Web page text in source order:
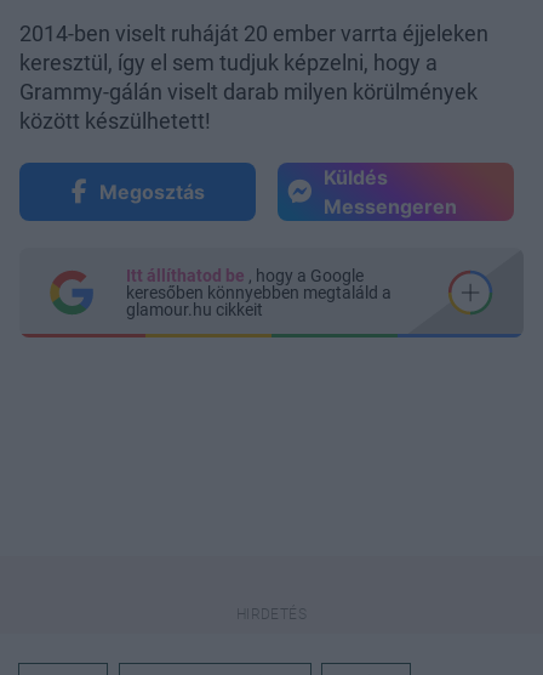
2014-ben viselt ruháját 20 ember varrta éjjeleken
keresztül, így el sem tudjuk képzelni, hogy a
Grammy-gálán viselt darab milyen körülmények
között készülhetett!
Megosztás
Küldés
Messengeren
Itt állíthatod be , hogy a Google
keresőben könnyebben megtaláld a
glamour.hu cikkeit